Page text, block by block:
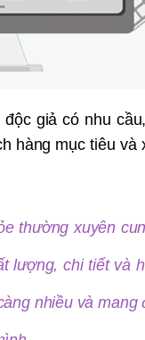
giả có nhu
hàng mục tiêu
thường xuyên
lượng, chi tiết và
nhiều và